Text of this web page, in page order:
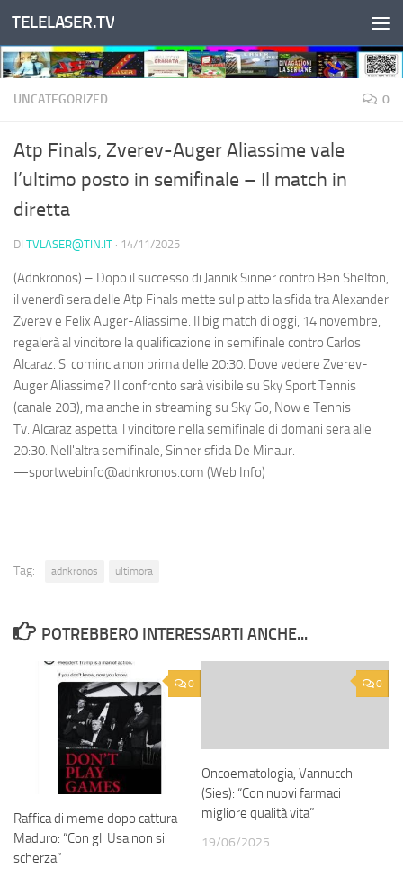
Salta al contenuto
TELELASER.TV
UNCATEGORIZED 0
Atp Finals, Zverev-Auger Aliassime vale
l’ultimo posto in semifinale – Il match in
diretta
DI TVLASER@TIN.IT · 14/11/2025
(Adnkronos) – Dopo il successo di Jannik Sinner contro Ben Shelton,
il venerdì sera delle Atp Finals mette sul piatto la sfida tra Alexander
Zverev e Felix Auger-Aliassime. Il big match di oggi, 14 novembre,
regalerà al vincitore la qualificazione in semifinale contro Carlos
Alcaraz. Si comincia non prima delle 20:30. Dove vedere Zverev-
Auger Aliassime? Il confronto sarà visibile su Sky Sport Tennis
(canale 203), ma anche in streaming su Sky Go, Now e Tennis
Tv. Alcaraz aspetta il vincitore nella semifinale di domani sera alle
20:30. Nell'altra semifinale, Sinner sfida De Minaur.
—sportwebinfo@adnkronos.com (Web Info)
Tag: adnkronos ultimora
POTREBBERO INTERESSARTI ANCHE...
0
Raffica di meme dopo cattura
Maduro: “Con gli Usa non si
scherza”
0
Oncoematologia, Vannucchi
(Sies): “Con nuovi farmaci
migliore qualità vita”
19/06/2025